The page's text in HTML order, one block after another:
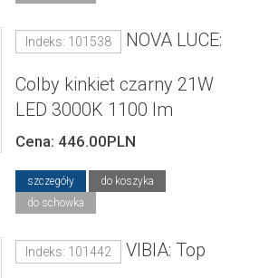
Indeks: 101538 NOVA LUCE:
Colby kinkiet czarny 21W
LED 3000K 1100 lm
Cena: 446.00PLN
szczegóły
do koszyka
do schowka
Indeks: 101442 VIBIA: Top